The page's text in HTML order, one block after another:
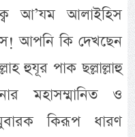
আ’যম আলাইহিস
আপনি কি দেখছেন
হুযূর পাক ছল্লাল্লাহু
মহাসম্মানিত ও
কিরূপ ধারণ